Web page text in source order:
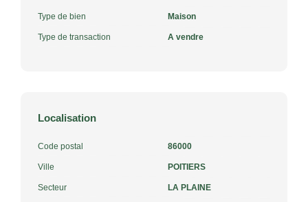
Type de bien Maison
Type de transaction A vendre
Localisation
Code postal 86000
Ville POITIERS
Secteur LA PLAINE